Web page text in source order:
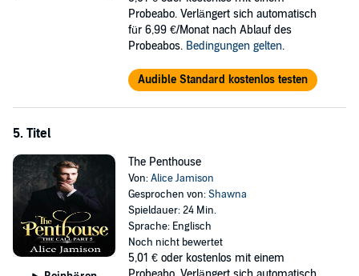
Probeabo. Verlängert sich automatisch
für 6,99 €/Monat nach Ablauf des
Probeabos. Bedingungen gelten.
Audible Standard kostenlos testen
5. Titel
The Penthouse
Von:Alice Jamison
Gesprochen von:Shawna
Spieldauer: 24 Min.
Sprache: Englisch
Noch nicht bewertet
5,01 € oder kostenlos mit einem